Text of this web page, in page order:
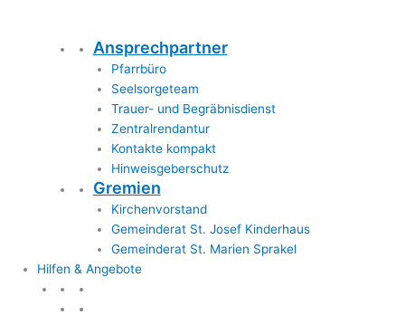
Ansprechpartner
Pfarrbüro
Seelsorgeteam
Trauer- und Begräbnisdienst
Zentralrendantur
Kontakte kompakt
Hinweisgeberschutz
Gremien
Kirchenvorstand
Gemeinderat St. Josef Kinderhaus
Gemeinderat St. Marien Sprakel
Hilfen & Angebote